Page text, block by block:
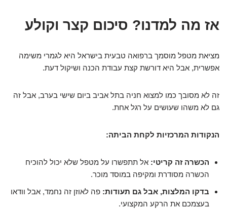
אז מה למדנו? סיכום קצר וקולע
מציאת מטפל מוסמך ברפואה טבעית בישראל היא לגמרי משימה
אפשרית, אבל היא דורשת קצת עבודת הכנה ושיקול דעת.
זה לא מסובך כמו למצוא חניה בתל אביב ביום שישי בערב, אבל זה
גם לא משהו שעושים על רגל אחת.
הנקודות המרכזיות לקחת הביתה:
הכשרה זה קריטי: אל תתפשרו על מטפל שלא יכול להוכיח
הכשרה מסודרת ומקיפה במוסד מוכר.
בדקו המלצות, אבל גם תעודות: פה לאוזן זה נחמד, אבל וודאו
בעצמכם את הרקע המקצועי.